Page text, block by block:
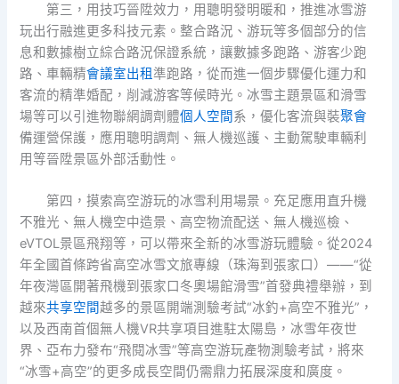
第三，用技巧晉陞效力，用聰明發明暖和，推進冰雪游
玩出行融進更多科技元素。整合路況、游玩等多個部分的信
息和數據樹立綜合路況保證系統，讓數據多跑路、游客少跑
路、車輛精會議室出租準跑路，從而進一個步驟優化運力和
客流的精準婚配，削減游客等候時光。冰雪主題景區和滑雪
場等可以引進物聯網調劑體個人空間系，優化客流與裝聚會
備運營保護，應用聰明調劑、無人機巡護、主動駕駛車輛利
用等晉陞景區外部活動性。
第四，摸索高空游玩的冰雪利用場景。充足應用直升機
不雅光、無人機空中造景、高空物流配送、無人機巡檢、
eVTOL景區飛翔等，可以帶來全新的冰雪游玩體驗。從2024
年全國首條跨省高空冰雪文旅專線（珠海到張家口）——“從
年夜灣區開著飛機到張家口冬奧場館滑雪”首發典禮舉辦，到
越來共享空間越多的景區開端測驗考試“冰釣+高空不雅光”，
以及西南首個無人機VR共享項目進駐太陽島，冰雪年夜世
界、亞布力發布“飛閱冰雪”等高空游玩產物測驗考試，將來
“冰雪+高空”的更多成長空間仍需鼎力拓展深度和廣度。